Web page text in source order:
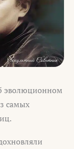
эволюционном
самых